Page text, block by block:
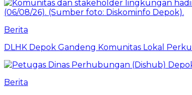
Berita
DLHK Depok Gandeng Komunitas Lokal
Berita